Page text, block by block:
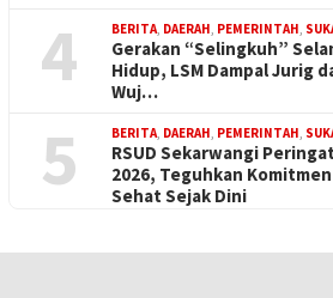
4 BERITA, DAERAH, PEMERINTAH,
Gerakan “Selingkuh”
Hidup, LSM Dampal Jurig
Wuj…
5 BERITA, DAERAH, PEMERINTAH,
RSUD Sekarwangi
2026, Teguhkan
Sehat Sejak Dini